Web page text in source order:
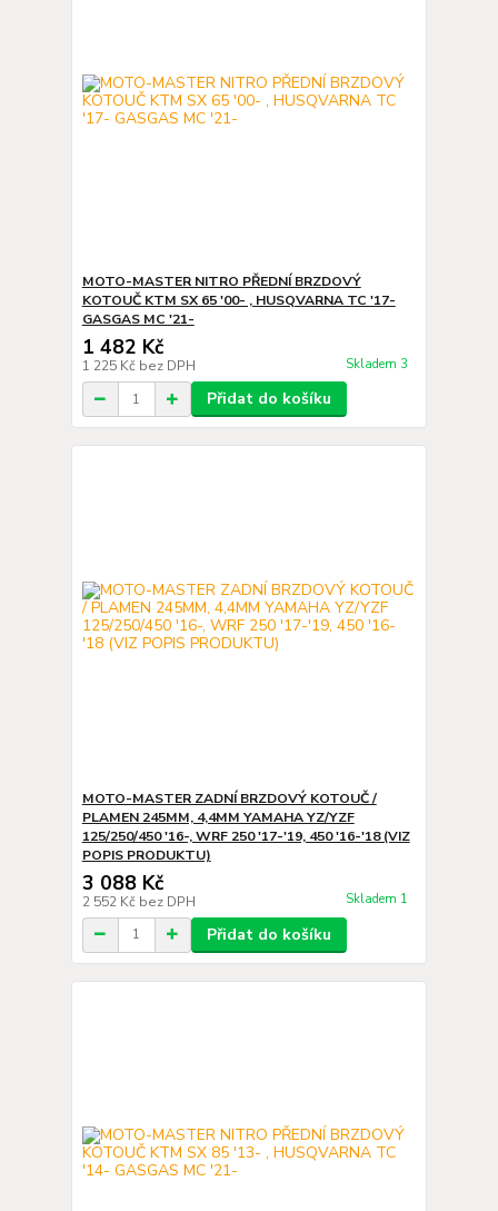
MOTO-MASTER NITRO PŘEDNÍ BRZDOVÝ
KOTOUČ KTM SX 65 '00- , HUSQVARNA TC '17-
GASGAS MC '21-
1 482 Kč
1 225 Kč bez DPH Skladem 3
Přidat do košíku
MOTO-MASTER ZADNÍ BRZDOVÝ KOTOUČ /
PLAMEN 245MM, 4,4MM YAMAHA YZ/YZF
125/250/450 '16-, WRF 250 '17-'19, 450 '16-'18 (VIZ
POPIS PRODUKTU)
3 088 Kč
2 552 Kč bez DPH Skladem 1
Přidat do košíku